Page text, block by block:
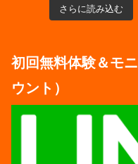
さらに読み込む
初回無料体験＆モ
ウント）